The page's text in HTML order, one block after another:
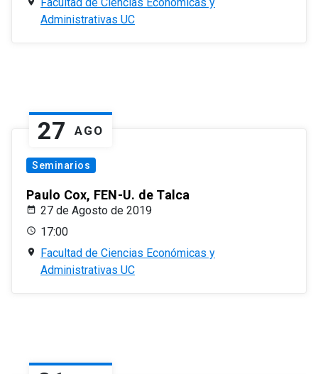
Administrativas UC
27 AGO
Seminarios
Paulo Cox, FEN-U. de Talca
27 de Agosto de 2019
17:00
Facultad de Ciencias Económicas y
Administrativas UC